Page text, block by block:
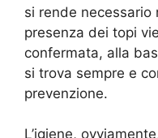
si rende necessario
presenza dei topi
confermata, alla
si trova sempre e
prevenzione.
L’igiene,